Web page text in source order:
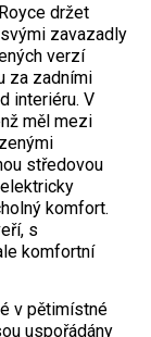
držet
zavazadly
verzí
za zadními
interiéru. V
měl mezi
středovou
komfort.
s
komfortní
v pětimístné
uspořádány